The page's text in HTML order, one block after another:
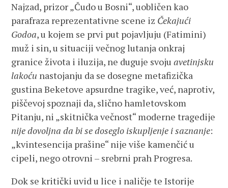
Najzad, prizor „Čudo u Bosni“, uobličen kao
parafraza reprezentativne scene iz Čekajući
Godoa, u kojem se prvi put pojavljuju (Fatimini)
muž i sin, u situaciji večnog lutanja onkraj
granice života i iluzija, ne duguje svojuavetinjsku
lakoću nastojanju da se dosegne metafizička
gustina Beketove apsurdne tragike, već, naprotiv,
piščevoj spoznaji da, slično hamletovskom
Pitanju, ni „skitnička večnost“ moderne tragedije
nije dovoljna da bi se doseglo iskupljenje i saznanje:
„kvintesencija prašine“ nije više kamenčić u
cipeli, nego otrovni – srebrni prah Progresa.
Dok se kritički uvid u lice i naličje te Istorije